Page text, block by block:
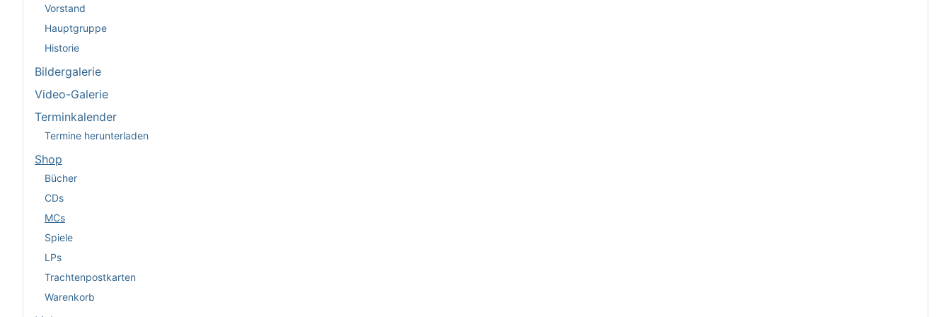
Vorstand
Hauptgruppe
Historie
Bildergalerie
Video-Galerie
Terminkalender
Termine herunterladen
Shop
Bücher
CDs
MCs
Spiele
LPs
Trachtenpostkarten
Warenkorb